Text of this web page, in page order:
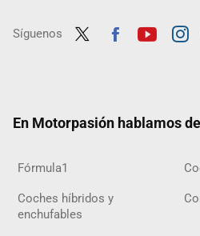
Síguenos
En Motorpasión hablamos
Fórmula1
Coches híbridos y
enchufables